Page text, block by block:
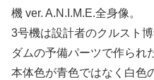
機 ver. A.N.I.M.E.全身像。
3号機は設計者のクルスト
ダムの予備パーツで作られ
本体色が青色ではなく白色